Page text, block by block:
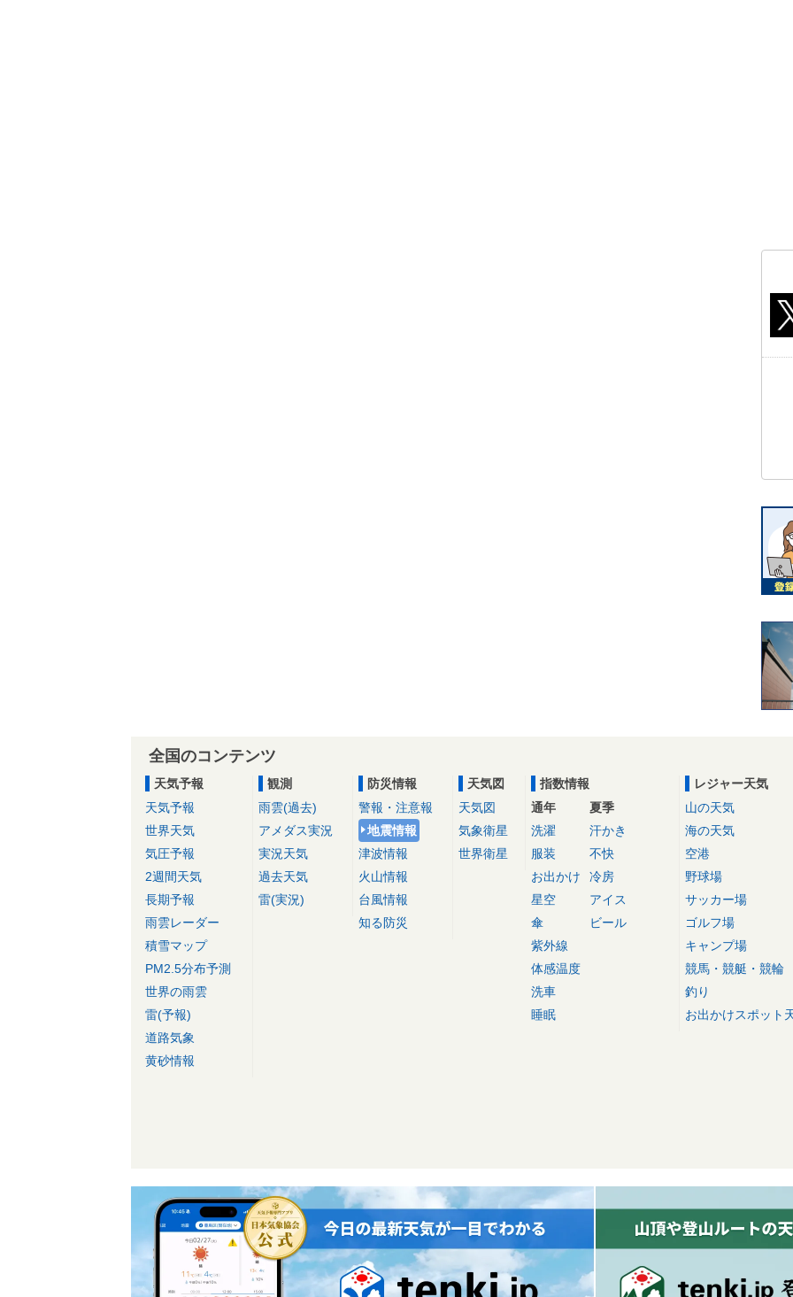
全国のコンテンツ
天気予報
天気予報
世界天気
気圧予報
2週間天気
長期予報
雨雲レーダー
積雪マップ
PM2.5分布予測
世界の雨雲
雷(予報)
道路気象
黄砂情報
観測
雨雲(過去)
アメダス実況
実況天気
過去天気
雷(実況)
防災情報
警報・注意報
地震情報
津波情報
火山情報
台風情報
知る防災
天気図
天気図
気象衛星
世界衛星
指数情報
通年
洗濯
服装
お出かけ
星空
傘
紫外線
体感温度
洗車
睡眠
夏季
汗かき
不快
冷房
アイス
ビール
レジャー天気
山の天気
海の天気
空港
野球場
サッカー場
ゴルフ場
キャンプ場
競馬・競艇・競輪
釣り
お出かけスポット